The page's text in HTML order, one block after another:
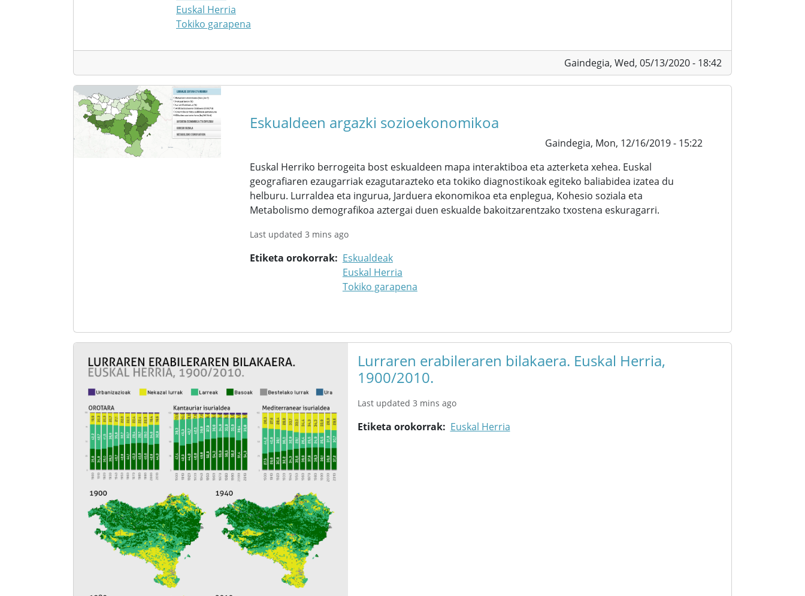
Euskal Herria
Tokiko garapena
Gaindegia, Wed, 05/13/2020 - 18:42
Eskualdeen argazki sozioekonomikoa
Gaindegia, Mon, 12/16/2019 - 15:22
Euskal Herriko berrogeita bost eskualdeen mapa interaktiboa eta azterketa xehea. Euskal
geografiaren ezaugarriak ezagutarazteko eta tokiko diagnostikoak egiteko baliabidea izatea du
helburu. Lurraldea eta ingurua, Jarduera ekonomikoa eta enplegua, Kohesio soziala eta
Metabolismo demografikoa aztergai duen eskualde bakoitzarentzako txostena eskuragarri.
Last updated 3 mins ago
Etiketa orokorrak
Eskualdeak
Euskal Herria
Tokiko garapena
Lurraren erabileraren bilakaera. Euskal Herria,
1900/2010.
Last updated 3 mins ago
Etiketa orokorrak Euskal Herria